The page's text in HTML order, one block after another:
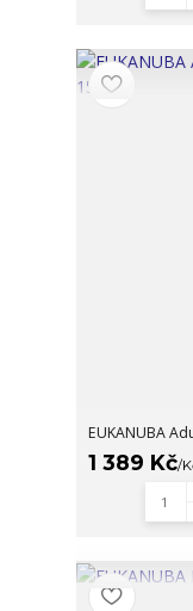
EUKANUBA
1 389 Kč/